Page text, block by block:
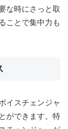
な時にさっと取
ことで集中力も
イスチェンジャ
ができます。特